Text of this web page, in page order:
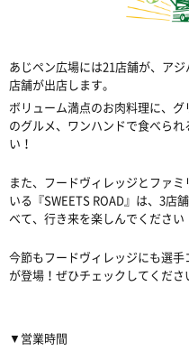
あじペン広場には21店舗が、ア
店舗が出店します。
ボリューム満点のお肉料理に、
のグルメ、ワンハンドで食べら
い！
また、フードヴィレッジとファ
いる『SWEETS ROAD』は、3店
べて、行き来を楽しんでください
今節もフードヴィレッジにも選手
が登場！ぜひチェックしてくださ
▼営業時間